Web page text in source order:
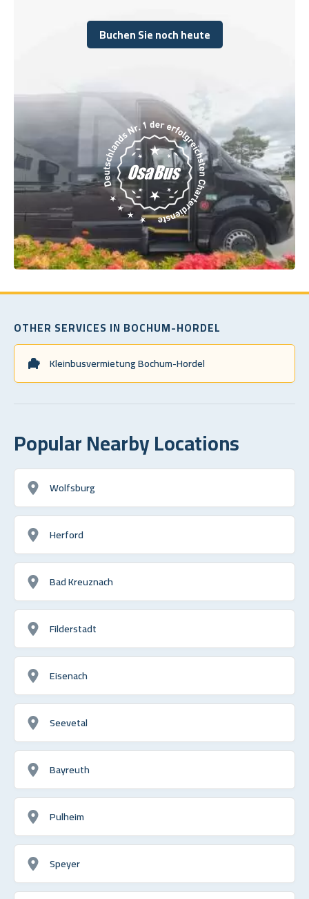
Buchen Sie noch heute
Buchen Sie noch heute
OTHER SERVICES IN BOCHUM-HORDEL
Kleinbusvermietung Bochum-Hordel
Popular Nearby Locations
Wolfsburg
Herford
Bad Kreuznach
Filderstadt
Eisenach
Seevetal
Bayreuth
Pulheim
Speyer